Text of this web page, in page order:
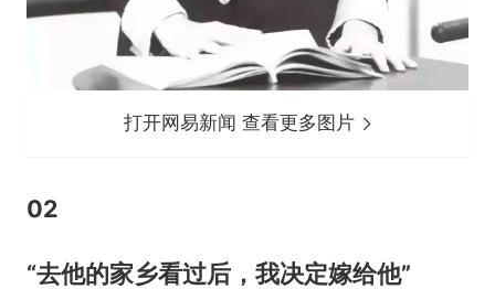
打开网易新闻 查看更多图片
02
“去他的家乡看过后，我决定嫁给他”